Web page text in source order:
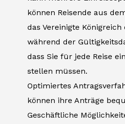
können Reisende aus
das Vereinigte
während der
dass Sie für jede Reise
stellen müssen.
Optimiertes
können ihre Anträge
Geschäftliche